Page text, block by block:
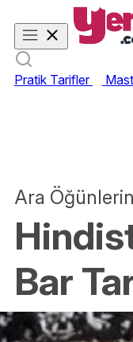
Pratik Tarifler
Ara
Bar